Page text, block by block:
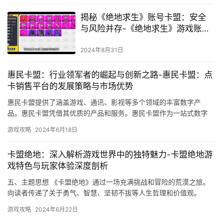
揭秘《绝地求生》账号卡盟：安全
与风险并存-《绝地求生》游戏账号
2024年8月31日
惠民卡盟：行业领军者的崛起与创新之路-惠民卡盟：点
卡销售平台的发展策略与市场优势
惠民卡盟提供了涵盖游戏、通讯、影视等多个领域的丰富数字产
品。惠民卡盟凭借其优质的产品和服务。惠民卡盟作为一站式数字
游戏攻略 2024年6月18日
卡盟绝地：深入解析游戏世界中的独特魅力-卡盟绝地游
戏特色与玩家体验深度剖析
五、主题思想 《卡盟绝地》通过一场充满挑战和冒险的荒漠之旅。
向读者传递了关于勇气、智慧、坚韧不拔等人生哲理和价值观。
游戏攻略 2024年6月22日